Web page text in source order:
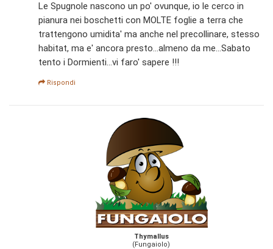
Le Spugnole nascono un po' ovunque, io le cerco in
pianura nei boschetti con MOLTE foglie a terra che
trattengono umidita' ma anche nel precollinare, stesso
habitat, ma e' ancora presto...almeno da me...Sabato
tento i Dormienti...vi faro' sapere !!!
Rispondi
Thymallus
(Fungaiolo)